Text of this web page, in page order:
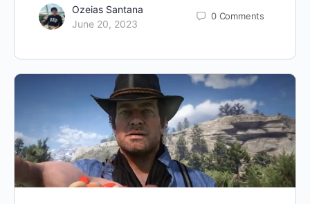
Ozeias Santana
June 20, 2023
0 Comments